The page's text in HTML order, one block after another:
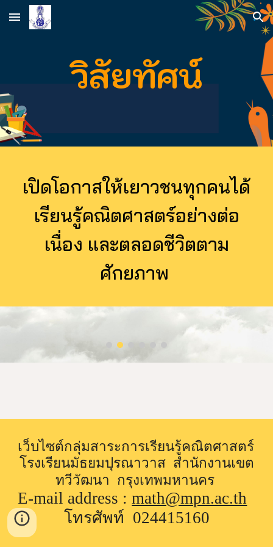
Skip to main content Skip to navigation
วิสัยทัศน์
เปิดโอกาสให้เยาวชนทุกคนได้
เรียนรู้คณิตศาสตร์อย่างต่อ
เนื่อง และตลอดชีวิตตาม
ศักยภาพ
เว็บไซต์กลุ่มสาระการเรียนรู้คณิตศาสตร์
โรงเรียนมัธยมปุรณาวาส  สำนักงานเขต
ทวีวัฒนา  กรุงเทพมหานคร
E-mail address : math@mpn.ac.th
โทรศัพท์  024415160